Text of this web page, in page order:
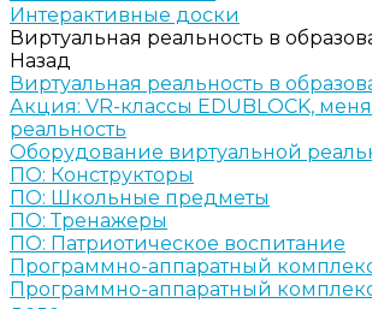
Интерактивные доски
Виртуальная реальность в
Назад
Виртуальная реальность в
Акция: VR-классы EDUBLOCK,
реальность
Оборудование виртуальной
ПО: Конструкторы
ПО: Школьные предметы
ПО: Тренажеры
ПО: Патриотическое воспитание
Программно-аппаратный
Программно-аппаратный